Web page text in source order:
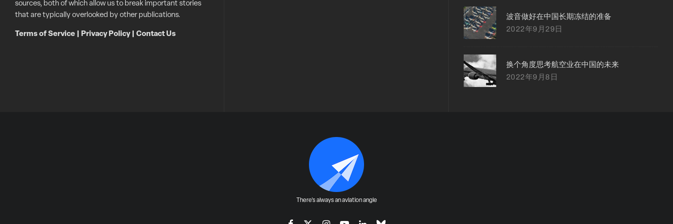
sources, both of which allow us to break important stories
that are typically overlooked by other publications.
Terms of Service Privacy Policy| Contact Us
波音做好在中国长期冻结的准备
2022年9月29日
换个角度思考航空业在中国的未来
2022年9月8日
There's always an aviation angle